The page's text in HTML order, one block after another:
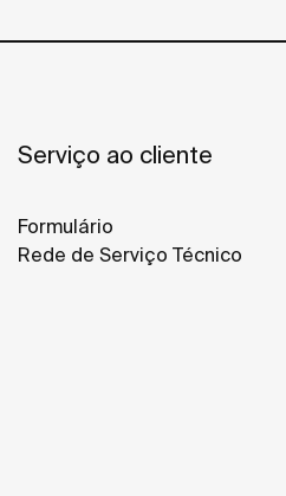
Serviço ao cliente
Formulário
Rede de Serviço Técnico